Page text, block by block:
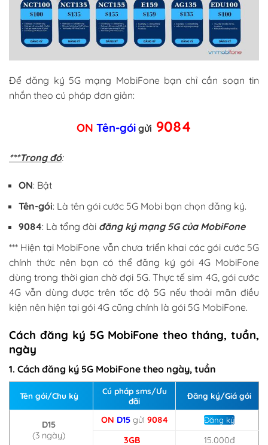
Để đăng ký 5G mạng MobiFone bạn chỉ cần soạn tin
nhắn theo cú pháp đơn giản:
ON Tên-gói gửi 9084
***Trong đó:
ON: Bật
Tên-gói: Là tên gói cước 5G Mobi bạn chọn đăng ký.
9084: Là tổng đài đăng ký mạng 5G của MobiFone
*** Hiện tại MobiFone vẫn chưa triển khai các gói cước 5G
chính thức nên bạn có thể đăng ký gói 4G MobiFone
dùng trong thời gian chờ đợi 5G. Thực tế sim 4G, gói cước
4G vẫn dùng được trên tốc độ 5G nếu thoải mãn điều
kiện nên hiện tại gói 4G cũng chính là gói 5G MobiFone.
Cách đăng ký 5G MobiFone theo tháng, tuần,
ngày
1. Cách đăng ký 5G MobiFone theo ngày, tuần
Tên gói/Chu kỳ
Cú pháp sms/Ưu
đãi
Đăng ký/Giá gói
D15
(3 ngày)
ON D15 gửi 9084 Đăng ký
3GB 15.000đ